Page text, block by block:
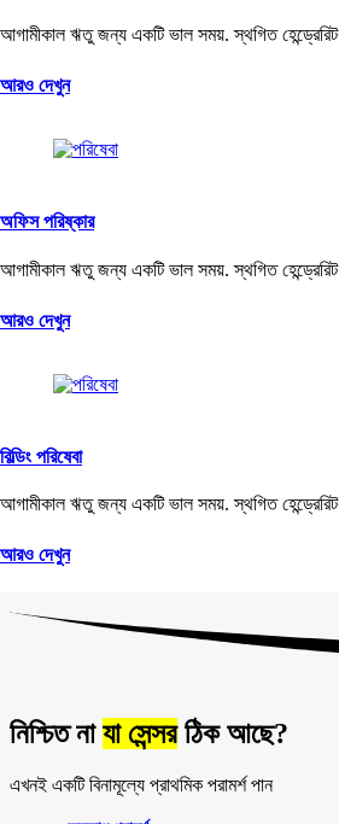
আগামীকাল ঋতু জন্য একটি ভাল সময়. স্থগিত
আরও দেখুন
অফিস পরিষ্কার
আগামীকাল ঋতু জন্য একটি ভাল সময়. স্থগিত
আরও দেখুন
বিল্ডিং পরিষেবা
আগামীকাল ঋতু জন্য একটি ভাল সময়. স্থগিত
আরও দেখুন
নিশ্চিত নাযা সেন্সরঠিক আছে?
এখনই একটি বিনামূল্যে প্রাথমিক পরামর্শ পান